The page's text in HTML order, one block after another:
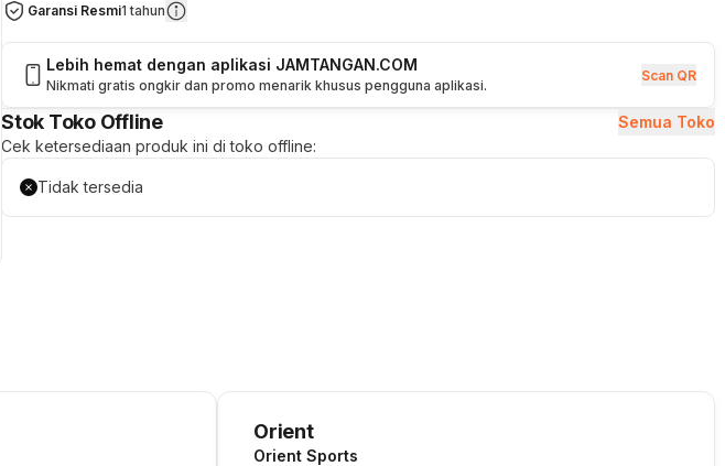
Garansi Resmi1 tahun
Lebih hemat dengan aplikasi JAMTANGAN.COM
Nikmati gratis ongkir dan promo menarik khusus pengguna aplikasi.
Scan QR
Stok Toko Offline
Semua Toko
Cek ketersediaan produk ini di toko offline:
Tidak tersedia
Orient
Orient Sports